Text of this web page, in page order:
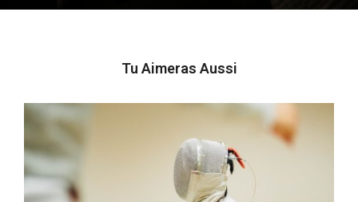
Tu Aimeras Aussi